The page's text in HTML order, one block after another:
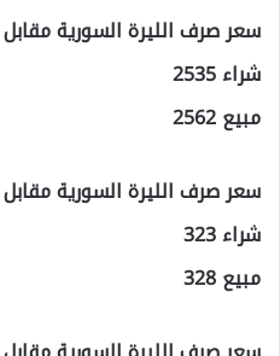
سعر صرف الليرة السورية مقابل
شراء 2535
مبيع 2562
سعر صرف الليرة السورية مقابل
شراء 323
مبيع 328